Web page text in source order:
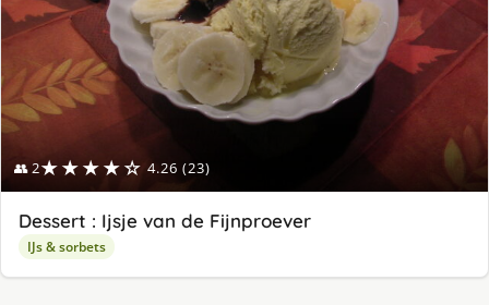
👥 2★★★★☆ 4.26 (23)
Dessert : Ijsje van de Fijnproever
IJs & sorbets